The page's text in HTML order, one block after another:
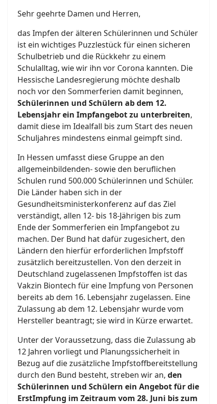
Sehr geehrte Damen und Herren,
das Impfen der älteren Schülerinnen und Schüler
ist ein wichtiges Puzzlestück für einen sicheren
Schulbetrieb und die Rückkehr zu einem
Schulalltag, wie wir ihn vor Corona kannten. Die
Hessische Landesregierung möchte deshalb
noch vor den Sommerferien damit beginnen,
Schülerinnen und Schülern ab dem 12.
Lebensjahr ein Impfangebot zu unterbreiten,
damit diese im Idealfall bis zum Start des neuen
Schuljahres mindestens einmal geimpft sind.
In Hessen umfasst diese Gruppe an den
allgemeinbildenden- sowie den beruflichen
Schulen rund 500.000 Schülerinnen und Schüler.
Die Länder haben sich in der
Gesundheitsministerkonferenz auf das Ziel
verständigt, allen 12- bis 18-Jährigen bis zum
Ende der Sommerferien ein Impfangebot zu
machen. Der Bund hat dafür zugesichert, den
Ländern den hierfür erforderlichen Impfstoff
zusätzlich bereitzustellen. Von den derzeit in
Deutschland zugelassenen Impfstoffen ist das
Vakzin Biontech für eine Impfung von Personen
bereits ab dem 16. Lebensjahr zugelassen. Eine
Zulassung ab dem 12. Lebensjahr wurde vom
Hersteller beantragt; sie wird in Kürze erwartet.
Unter der Voraussetzung, dass die Zulassung ab
12 Jahren vorliegt und Planungssicherheit in
Bezug auf die zusätzliche Impfstoffbereitstellung
durch den Bund besteht, streben wir an, den
Schülerinnen und Schülern ein Angebot für die
ErstImpfung im Zeitraum vom 28. Juni bis zum